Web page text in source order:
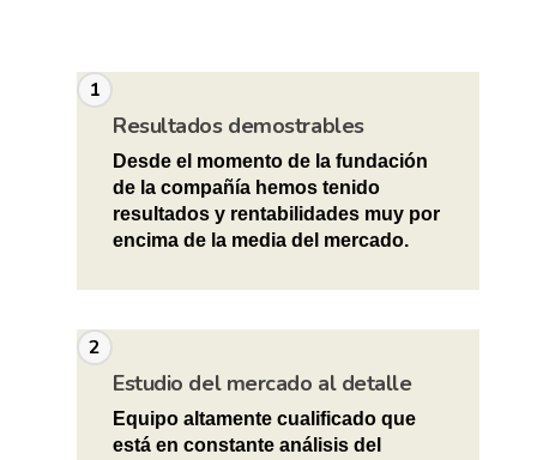
1
Resultados demostrables
Desde el momento de la fundación
de la compañía hemos tenido
resultados y rentabilidades muy por
encima de la media del mercado.
2
Estudio del mercado al detalle
Equipo altamente cualificado que
está en constante análisis del